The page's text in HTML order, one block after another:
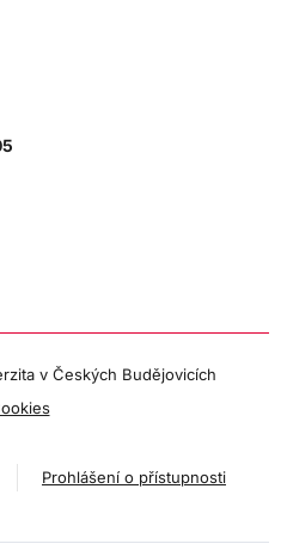
v Českých Budějovicích
Prohlášení o přístupnosti